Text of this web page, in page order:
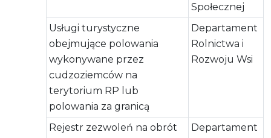
Społecznej
Usługi turystyczne
obejmujące polowania
wykonywane przez
cudzoziemców na
terytorium RP lub
polowania za granicą
Departament
Rolnictwa i
Rozwoju Wsi
Rejestr zezwoleń na obrót
Departament